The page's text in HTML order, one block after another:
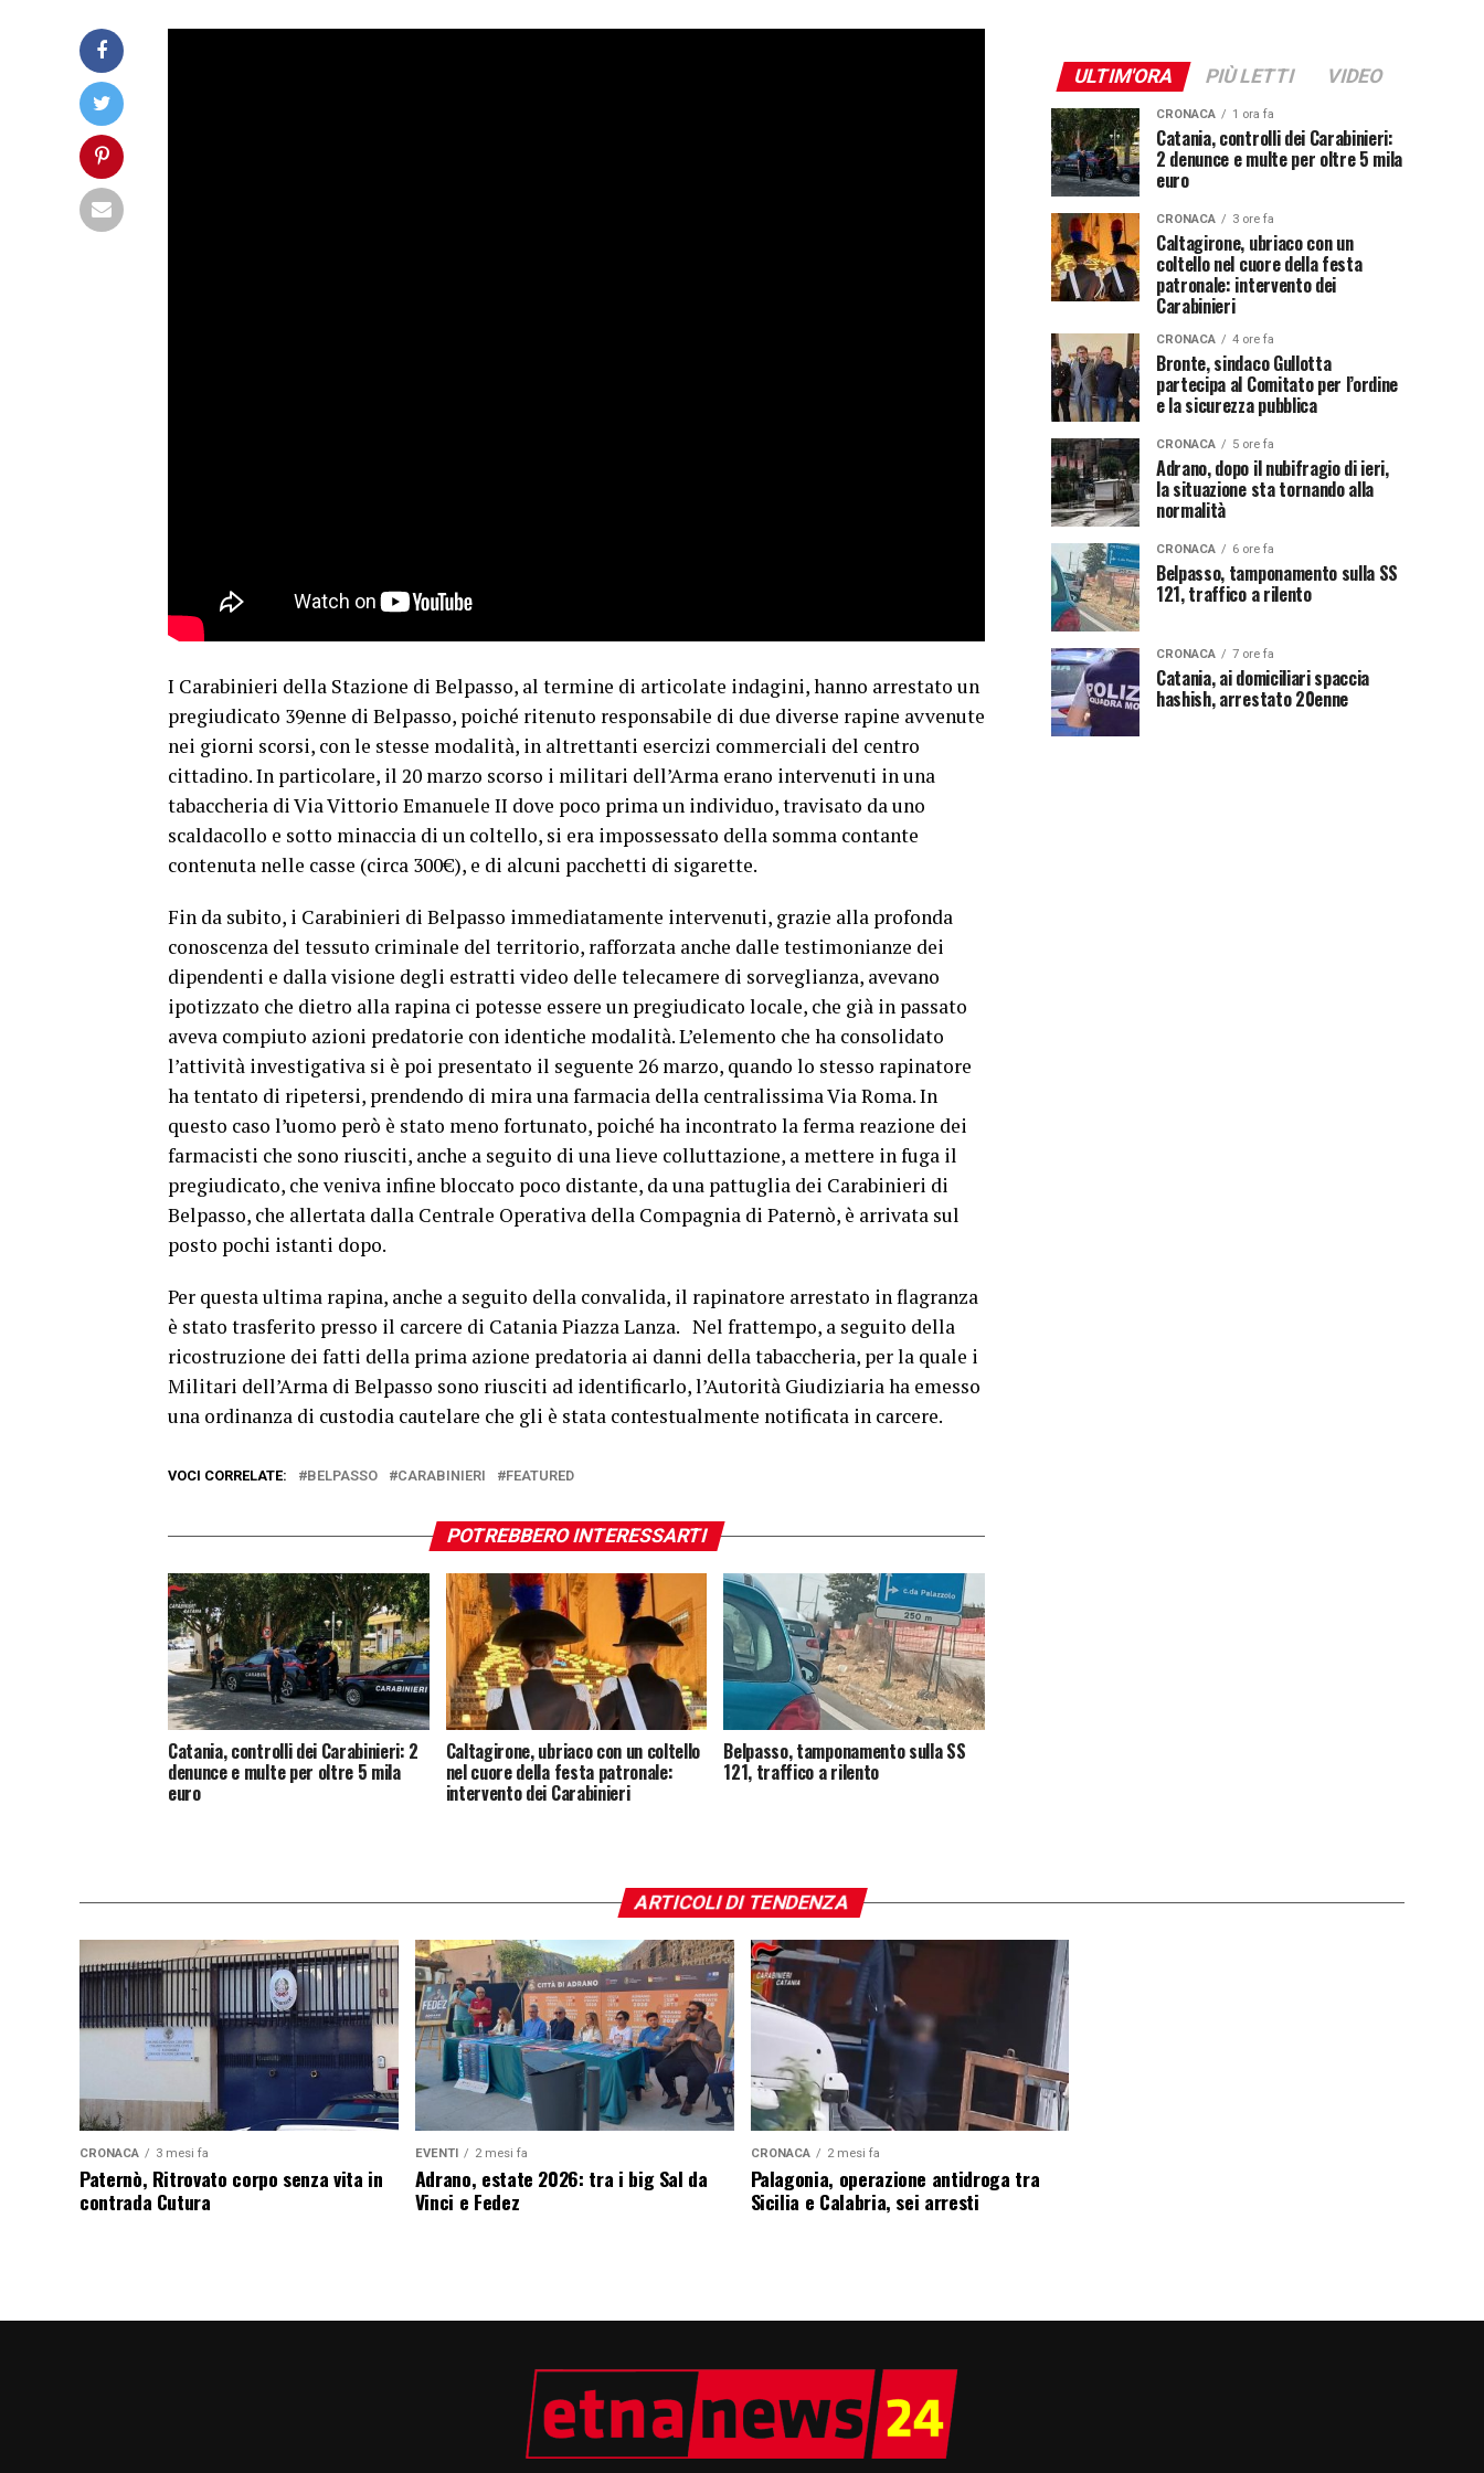
I Carabinieri della Stazione di Belpasso, al termine di articolate indagini, hanno arrestato un
pregiudicato 39enne di Belpasso, poiché ritenuto responsabile di due diverse rapine avvenute
nei giorni scorsi, con le stesse modalità, in altrettanti esercizi commerciali del centro
cittadino. In particolare, il 20 marzo scorso i militari dell’Arma erano intervenuti in una
tabaccheria di Via Vittorio Emanuele II dove poco prima un individuo, travisato da uno
scaldacollo e sotto minaccia di un coltello, si era impossessato della somma contante
contenuta nelle casse (circa 300€), e di alcuni pacchetti di sigarette.
Fin da subito, i Carabinieri di Belpasso immediatamente intervenuti, grazie alla profonda
conoscenza del tessuto criminale del territorio, rafforzata anche dalle testimonianze dei
dipendenti e dalla visione degli estratti video delle telecamere di sorveglianza, avevano
ipotizzato che dietro alla rapina ci potesse essere un pregiudicato locale, che già in passato
aveva compiuto azioni predatorie con identiche modalità. L’elemento che ha consolidato
l’attività investigativa si è poi presentato il seguente 26 marzo, quando lo stesso rapinatore
ha tentato di ripetersi, prendendo di mira una farmacia della centralissima Via Roma. In
questo caso l’uomo però è stato meno fortunato, poiché ha incontrato la ferma reazione dei
farmacisti che sono riusciti, anche a seguito di una lieve colluttazione, a mettere in fuga il
pregiudicato, che veniva infine bloccato poco distante, da una pattuglia dei Carabinieri di
Belpasso, che allertata dalla Centrale Operativa della Compagnia di Paternò, è arrivata sul
posto pochi istanti dopo.
Per questa ultima rapina, anche a seguito della convalida, il rapinatore arrestato in flagranza
è stato trasferito presso il carcere di Catania Piazza Lanza. Nel frattempo, a seguito della
ricostruzione dei fatti della prima azione predatoria ai danni della tabaccheria, per la quale i
Militari dell’Arma di Belpasso sono riusciti ad identificarlo, l’Autorità Giudiziaria ha emesso
una ordinanza di custodia cautelare che gli è stata contestualmente notificata in carcere.
VOCI CORRELATE: BELPASSO CARABINIERI FEATURED
POTREBBERO INTERESSARTI
Catania, controlli dei Carabinieri: 2
denunce e multe per oltre 5 mila
euro
Caltagirone, ubriaco con un coltello
nel cuore della festa patronale:
intervento dei Carabinieri
Belpasso, tamponamento sulla SS
121, traffico a rilento
ULTIM'ORA PIÙ LETTI VIDEO
CRONACA 1 ora fa
Catania, controlli dei Carabinieri:
2 denunce e multe per oltre 5 mila
euro
CRONACA 3 ore fa
Caltagirone, ubriaco con un
coltello nel cuore della festa
patronale: intervento dei
Carabinieri
CRONACA 4 ore fa
Bronte, sindaco Gullotta
partecipa al Comitato per l’ordine
e la sicurezza pubblica
CRONACA 5 ore fa
Adrano, dopo il nubifragio di ieri,
la situazione sta tornando alla
normalità
CRONACA 6 ore fa
Belpasso, tamponamento sulla SS
121, traffico a rilento
CRONACA 7 ore fa
Catania, ai domiciliari spaccia
hashish, arrestato 20enne
ARTICOLI DI TENDENZA
CRONACA 3 mesi fa
Paternò, Ritrovato corpo senza vita in
contrada Cutura
EVENTI 2 mesi fa
Adrano, estate 2026: tra i big Sal da
Vinci e Fedez
CRONACA 2 mesi fa
Palagonia, operazione antidroga tra
Sicilia e Calabria, sei arresti